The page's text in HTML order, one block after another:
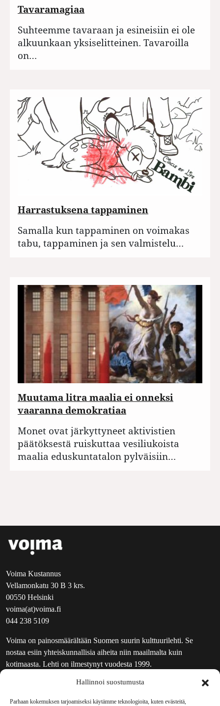
Hallinnoi suostumusta
Parhaan kokemuksen tarjoamiseksi käytämme teknologioita, kuten evästeitä,
Tavaramagiaa
Suhteemme tavaraan ja esineisiin ei ole
alkuunkaan yksiselitteinen. Tavaroilla
on…
Harrastuksena tappaminen
Samalla kun tappaminen on voimakas
tabu, tappaminen ja sen valmistelu…
Muutama litra maalia ei onneksi
vaaranna demokratiaa
Monet ovat järkyttyneet aktivistien
päätöksestä ruiskuttaa vesiliukoista
maalia eduskuntatalon pylväisiin…
Voima Kustannus
Vellamonkatu 30 B 3 krs.
00550 Helsinki
voima(at)voima.fi
044 238 5109
Voima on painosmäärältään Suomen suurin kulttuurilehti. Se
nostaa esiin yhteiskunnallisia aiheita niin maailmalta kuin
kotimaasta. Lehti on ilmestynyt vuodesta 1999.
UUTISKIRJE